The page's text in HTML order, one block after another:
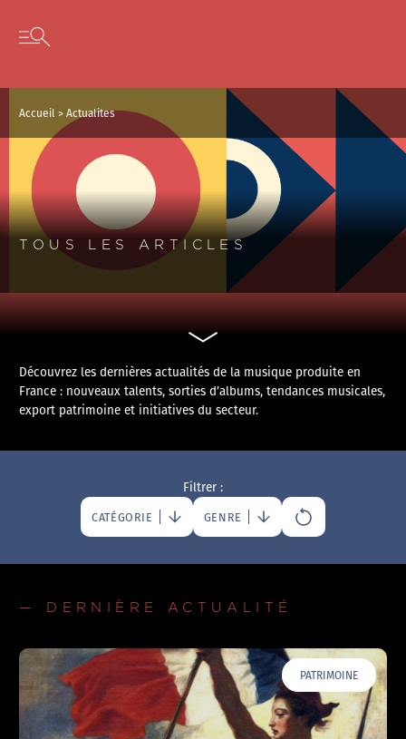
Skip to content
Open secondary menu
Accueil >Actualites
TOUS LES ARTICLES
Découvrez les dernières actualités de la musique produite en
France : nouveaux talents, sorties d’albums, tendances musicales,
export patrimoine et initiatives du secteur.
Filtrer :
CATÉGORIE GENRE
— DERNIÈRE ACTUALITÉ
PATRIMOINE